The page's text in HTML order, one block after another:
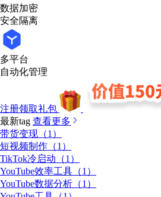
数据加密
安全隔离
多平台
自动化管理
注册领取礼包
最新tag 查看更多
带货变现（1）
短视频制作（1）
TikTok冷启动（1）
YouTube效率工具（1）
YouTube数据分析（1）